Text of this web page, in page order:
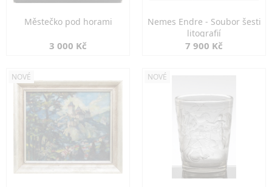
Městečko pod horami
3 000 Kč
Nemes Endre - Soubor šesti
litografií
7 900 Kč
NOVÉ NOVÉ